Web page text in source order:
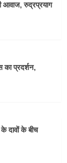
आवाज, रुद्रप्रयाग
का प्रदर्शन,
दावों के बीच